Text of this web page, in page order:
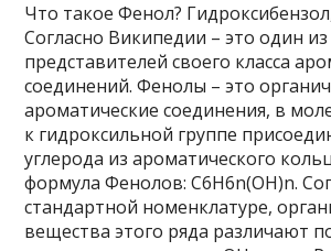
Что такое Фенол?
Согласно Википедии – это один
представителей своего класса
соединений. Фенолы – это
ароматические соединения, в
к гидроксильной группе
углерода из ароматического
формула Фенолов: С6Н6n(ОН)n.
стандартной номенклатуре,
вещества этого ряда различают